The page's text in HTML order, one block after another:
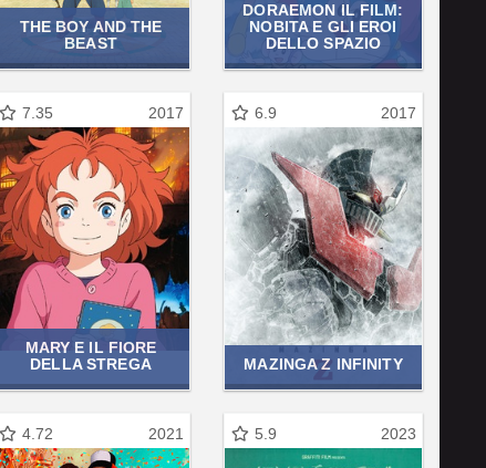
THE BOY AND THE
BEAST
DORAEMON IL FILM:
NOBITA E GLI EROI
DELLO SPAZIO
7.35 2017
MARY E IL FIORE
DELLA STREGA
6.9 2017
MAZINGA Z INFINITY
4.72 2021 5.9 2023